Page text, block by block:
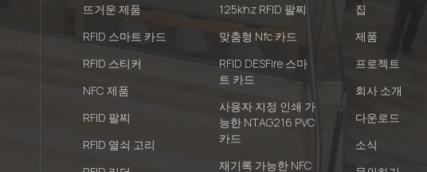
뜨거운 제품
RFID 스마트 카드
RFID 스티커
NFC 제품
RFID 팔찌
RFID 열쇠 고리
125khz RFID 팔찌
맞춤형 Nfc 카드
RFID DESFire 스마
트 카드
사용자 지정 인쇄 가
능한 NTAG216 PVC
카드
재기록 가능한 NFC
집
제품
프로젝트
회사 소개
다운로드
소식